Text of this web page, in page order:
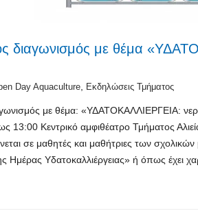
διαγωνισμός με θέμα
Day Aquaculture, Εκδηλώσεις Τμήματος
με θέμα: «ΥΔΑΤΟΚΑΛΛIΕΡΓΕΙΑ:
Κεντρικό αμφιθέατρο Τμήματος
σε μαθητές και μαθήτριες των
Ημέρας Υδατοκαλλιέργειας» ή όπως έχει